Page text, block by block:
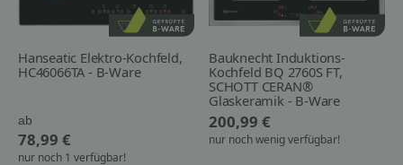
Hanseatic Elektro-Kochfeld,
HC46066TA - B-Ware
ab
78,99 €
nur noch 1 verfügbar!
Bauknecht Induktions-
Kochfeld BQ 2760S FT,
SCHOTT CERAN®
Glaskeramik - B-Ware
200,99 €
nur noch wenig verfügbar!